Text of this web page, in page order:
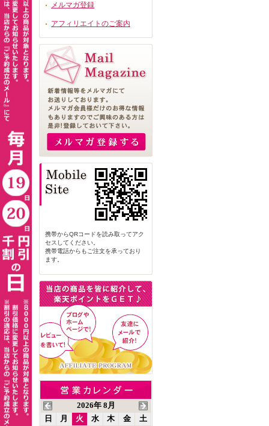
メルマガ登録
アフィリエイトのご案内
携帯からQRコードを読み取ってアク
セスしてください。
携帯電話からもご注文を承っており
ます。